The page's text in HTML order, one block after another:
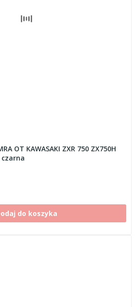
OT KAWASAKI ZXR 750 ZX750H
czarna
do koszyka